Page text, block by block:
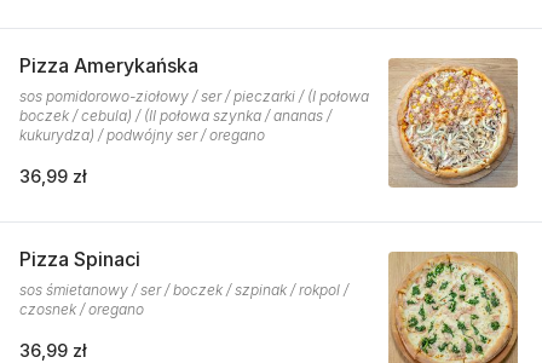
Pizza Amerykańska
sos pomidorowo-ziołowy / ser / pieczarki / (I połowa
boczek / cebula) / (II połowa szynka / ananas /
kukurydza) / podwójny ser / oregano
36,99 zł
Pizza Spinaci
sos śmietanowy / ser / boczek / szpinak / rokpol /
czosnek / oregano
36,99 zł